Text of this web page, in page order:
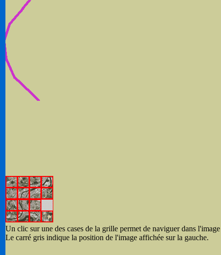
Un clic sur une des cases de la grille permet de naviguer dans
Le carré gris indique la position de l'image affichée sur la gauche.